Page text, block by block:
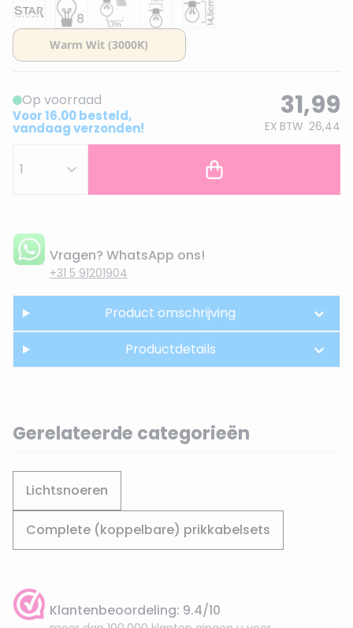
Op voorraad
Voor 16.00 besteld,
vandaag verzonden!
31,99
EX BTW 26,44
Vragen? WhatsApp ons!
+31 5 91201904
Product omschrijving
Productdetails
Gerelateerde categorieën
Lichtsnoeren
Complete (koppelbare) prikkabelsets
Klantenbeoordeling: 9.4/10